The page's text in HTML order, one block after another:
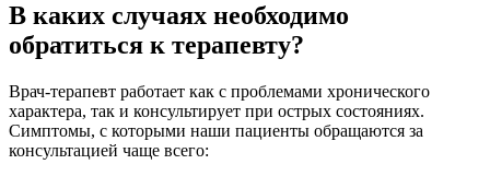
В каких случаях необходимо
обратиться к терапевту?
Врач-терапевт работает как с проблемами хронического
характера, так и консультирует при острых состояниях.
Симптомы, с которыми наши пациенты обращаются за
консультацией чаще всего: